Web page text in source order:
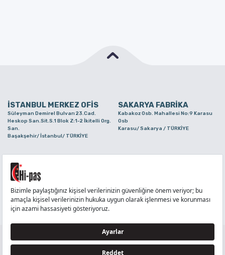
İSTANBUL MERKEZ OFİS SAKARYA FABRİKA
Süleyman Demirel Bulvarı 23.Cad.
Heskop San.Sit.S.1 Blok Z:1-2 İkitelli Org.
San.
Başakşehir/ İstanbul/ TÜRKİYE
Kabakoz Osb. Mahallesi No:9 Karasu
Osb
Karasu/ Sakarya / TÜRKİYE
Alaaddinbey Mah. Ayfatma Cad. No.11 A/C
Sam.3 Plaza B Blok Nilüfer/ Bursa/
TÜRKİYE
TELEFON
TÜM HAKLARI Hİ-PAŞ PLASTİK EŞYA TİC. VE SAN. LTD. ŞTİ..’E AİTTİR
Tedarikçi ve İş Ortakları Aydınlatma Metni - Ziyaretçi Aydınlatma Metni - Veri Sahibi Başvuru